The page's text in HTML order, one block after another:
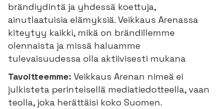
brändiydintä ja yhdessä koettuja,
ainutlaatuisia elämyksiä. Veikkaus Arenassa
kiteytyy kaikki, mikä on brändillemme
olennaista ja missä haluamme
tulevaisuudessa olla aktiivisesti mukana
Tavoitteemme: Veikkaus Arenan nimeä ei
julkisteta perinteisellä mediatiedotteella, vaan
teolla, joka herättäisi koko Suomen.